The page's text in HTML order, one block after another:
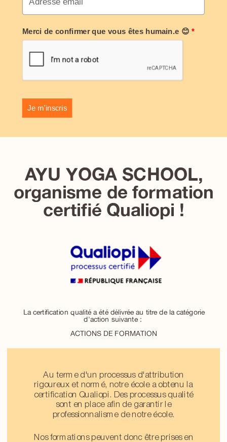
Merci de confirmer que vous êtes humain.e 😊 *
Je m'inscris
La certification qualité a été délivrée au titre de la catégorie
d'action suivante :
ACTIONS DE FORMATION
AYU YOGA SCHOOL,
organisme de formation
certifié Qualiopi !
Au terme d'un processus d'attribution
rigoureux et normé, notre école a obtenu la
certification Qualiopi. Des processus qualité
sont en place afin de garantir le
professionnalisme de notre école.
Nos formations peuvent donc être prises en